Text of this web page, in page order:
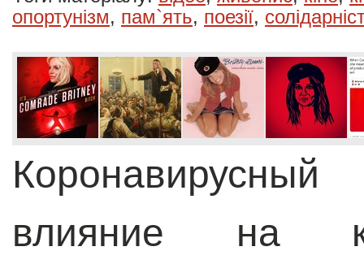
опортунізм, пам`ять, поезії,
влияние на